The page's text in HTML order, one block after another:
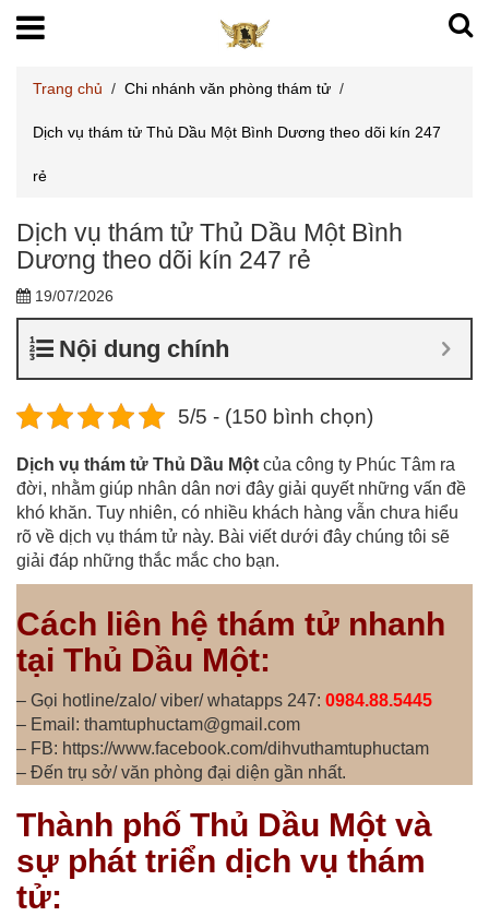
Trang chủ / Chi nhánh văn phòng thám tử /
Dịch vụ thám tử Thủ Dầu Một Bình Dương theo dõi kín 247
rẻ
Dịch vụ thám tử Thủ Dầu Một Bình
Dương theo dõi kín 247 rẻ
19/07/2026
Nội dung chính
5/5 - (150 bình chọn)
Dịch vụ thám tử Thủ Dầu Một của công ty Phúc Tâm ra
đời, nhằm giúp nhân dân nơi đây giải quyết những vấn đề
khó khăn. Tuy nhiên, có nhiều khách hàng vẫn chưa hiểu
rõ về dịch vụ thám tử này. Bài viết dưới đây chúng tôi sẽ
giải đáp những thắc mắc cho bạn.
Cách liên hệ thám tử nhanh
tại Thủ Dầu Một:
– Gọi hotline/zalo/ viber/ whatapps 247: 0984.88.5445
– Email: thamtuphuctam@gmail.com
– FB: https://www.facebook.com/dihvuthamtuphuctam
– Đến trụ sở/ văn phòng đại diện gần nhất.
Thành phố Thủ Dầu Một và
sự phát triển dịch vụ thám
tử: